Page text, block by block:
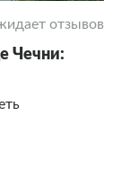
отзывов
Чечни: